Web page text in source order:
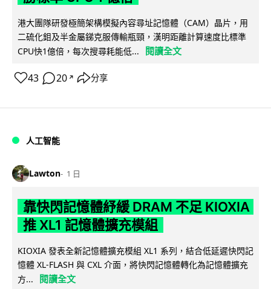
港大團隊研發極簡架構模擬內容尋址記憶體（CAM）晶片，用
二硫化鉬及半金屬銻克服傳輸瓶頸，漢明距離計算速度比標準
CPU快1億倍，每次搜尋耗能低...
閱讀全文
43 20 ↗ 分享
人工智能
Lawton 1 日
靠快閃記憶體紓緩 DRAM 不足 KIOXIA
推 XL1 記憶體擴充模組
KIOXIA 發表全新記憶體擴充模組 XL1 系列，結合低延遲快閃記
憶體 XL-FLASH 與 CXL 介面，將快閃記憶體轉化為記憶體擴充
方...
閱讀全文